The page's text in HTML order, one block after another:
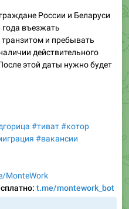
России и Беларуси
года въезжать
и пребывать
действительного
этой даты нужно будет
#тиват#котор
#вакансии
MonteWork
t.me/montework_bot